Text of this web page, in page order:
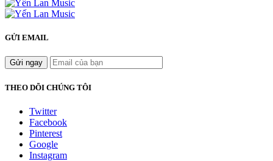
GỬI EMAIL
Gửi ngay
THEO DÕI CHÚNG TÔI
Twitter
Facebook
Pinterest
Google
Instagram